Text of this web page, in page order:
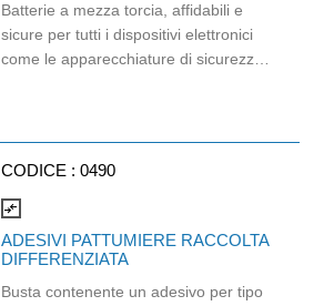
Batterie a mezza torcia, affidabili e
sicure per tutti i dispositivi elettronici
come le apparecchiature di sicurezza.
CODICE : 0490
compare_arrows
ADESIVI PATTUMIERE RACCOLTA
DIFFERENZIATA
Busta contenente un adesivo per tipo